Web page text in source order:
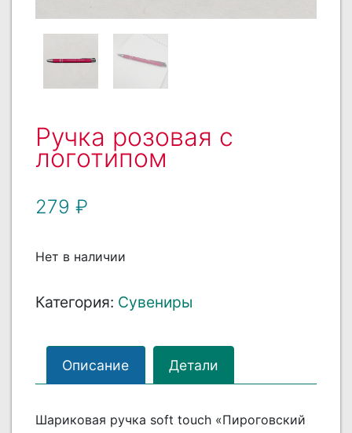
Ручка розовая с
логотипом
279 ₽
Нет в наличии
Категория: Сувениры
Описание Детали
Шариковая ручка soft touch «Пироговский